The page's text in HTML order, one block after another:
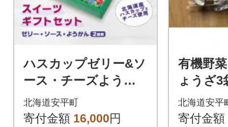
ハスカップゼリー&ソ
ース・チーズようか
ん詰め合わせセット
北海道安平町
寄付金額 16,000円
有機野
ょうざ3
北海道安平
寄付金額